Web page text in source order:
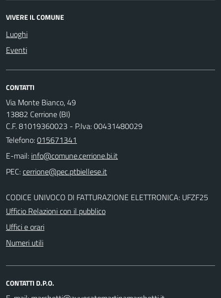
VIVERE IL COMUNE
Luoghi
Eventi
CONTATTI
Via Monte Bianco, 49
13882 Cerrione (BI)
C.F. 81019360023 - P.Iva: 00431480029
Telefono:015671341
E-mail:
PEC:
CODICE UNIVOCO DI FATTURAZIONE ELETTRONICA: UFZF25
Ufficio Relazioni con il pubblico
Uffici e orari
Numeri utili
CONTATTI D.P.O.